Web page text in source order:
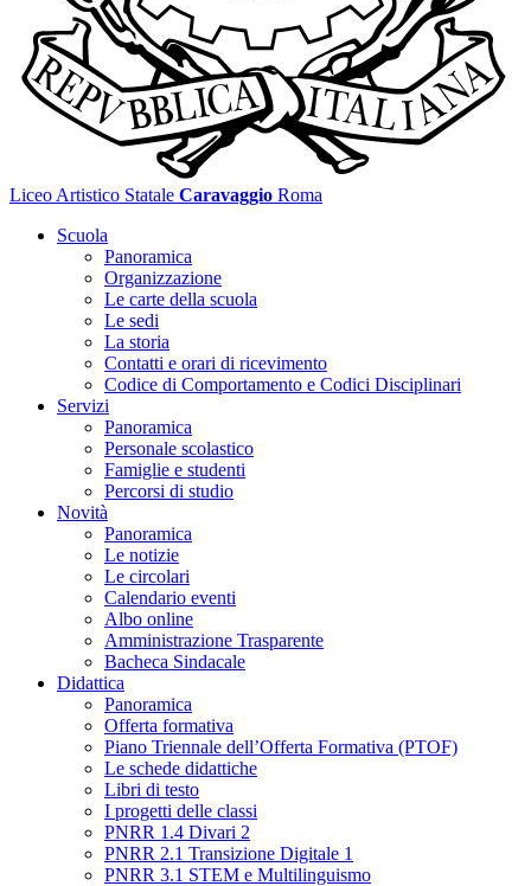
Liceo Artistico Statale Caravaggio Roma
Scuola
Panoramica
Organizzazione
Le carte della scuola
Le sedi
La storia
Contatti e orari di ricevimento
Codice di Comportamento e Codici Disciplinari
Servizi
Panoramica
Personale scolastico
Famiglie e studenti
Percorsi di studio
Novità
Panoramica
Le notizie
Le circolari
Calendario eventi
Albo online
Amministrazione Trasparente
Bacheca Sindacale
Didattica
Panoramica
Offerta formativa
Piano Triennale dell’Offerta Formativa (PTOF)
Le schede didattiche
Libri di testo
I progetti delle classi
PNRR 1.4 Divari 2
PNRR 2.1 Transizione Digitale 1
PNRR 3.1 STEM e Multilinguismo